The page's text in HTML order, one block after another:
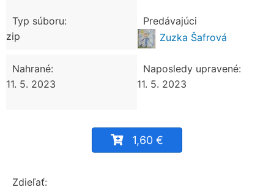
Typ súboru:
zip
Predávajúci
Zuzka Šafrová
Nahrané:
11. 5. 2023
Naposledy upravené:
11. 5. 2023
1,60 €
Zdieľať: